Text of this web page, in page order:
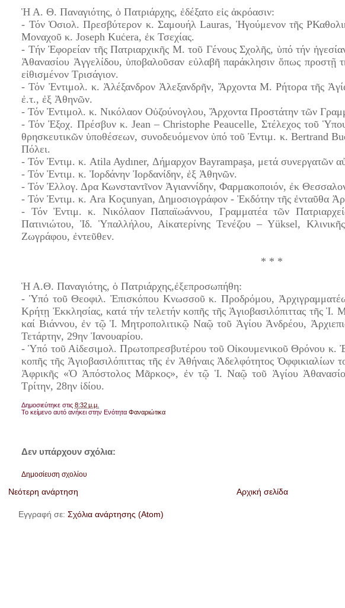
Ἡ Α. Θ. Παναγιότης, ὁ Πατριάρχης, ἐδέξατο εἰς ἀκρόασιν:
- Τόν Ὁσιολ. Πρεσβύτερον κ. Σαμουήλ Lauras, Ἡγούμενον τῆς
Μοναχοῦ κ. Joseph Kuċera, ἐκ Τσεχίας.
- Τήν Ἐφορείαν τῆς Πατριαρχικῆς Μ. τοῦ Γένους Σχολῆς, ὑπό τήν
Ἀθανασίου Ἀγγελίδου, ὑποβαλοῦσαν εὐλαβῆ παράκλησιν ὅπως προστῇ
εἰθισμένον Τρισάγιον.
- Τόν Ἐντιμολ. κ. Ἀλέξανδρον Ἀλεξανδρῆν, Ἄρχοντα Μ. Ρήτορα τῆς
ἐ.τ., ἐξ Ἀθηνῶν.
- Τόν Ἐντιμολ. κ. Νικόλαον Οὐζούνογλου, Ἄρχοντα Προστάτην τῶν
- Τόν Ἐξοχ. Πρέσβυν κ. Jean – Christophe Peaucelle, Στέλεχος τοῦ
θρησκευτικῶν ὑποθέσεων, συνοδευόμενον ὑπό τοῦ Ἐντιμ. κ. Bertrand
Πόλει.
- Τόν Ἐντιμ. κ. Atila Aydıner, Δήμαρχον Bayrampaşa, μετά συνεργατῶν
- Τόν Ἐντιμ. κ. Ἰορδάνην Ἰορδανίδην, ἐξ Ἀθηνῶν.
- Τόν Ἐλλογ. Δρα Κωνσταντῖνον Ἀγιαννίδην, Φαρμακοποιόν, ἐκ
- Τόν Ἐντιμ. κ. Ara Koçunyan, Δημοσιογράφον - Ἐκδότην τῆς ἐνταῦθα
- Τόν Ἐντιμ. κ. Νικόλαον Παπαϊωάννου, Γραμματέα τῶν
Πατινιώτου, Ἰδ. Ὑπαλλήλου, Αἰκατερίνης Τενέζου – Yüksel,
Ζωγράφου, ἐντεῦθεν.
* * *
Ἡ Α.Θ. Παναγιότης, ὁ Πατριάρχης,ἐξεπροσωπήθη:
- Ὑπό τοῦ Θεοφιλ. Ἐπισκόπου Κνωσσοῦ κ. Προδρόμου,
Κρήτῃ Ἐκκλησίας, κατά τήν τελετήν κοπῆς τῆς Ἁγιοβασιλόπιττας τῆς
καί Βιάννου, ἐν τῷ Ἱ. Μητροπολιτικῷ Ναῷ τοῦ Ἁγίου Ἀνδρέου,
Τετάρτην, 29ην Ἰανουαρίου.
- Ὑπό τοῦ Αἰδεσιμολ. Πρωτοπρεσβυτέρου τοῦ Οἰκουμενικοῦ Θρόνου κ.
κοπῆς τῆς Ἁγιοβασιλόπιττας τῆς ἐν Ἀθήναις Ἀδελφότητος Ὀφφικιαλίων
Ἀφρικῆς «Ὁ Ἀπόστολος Μᾶρκος», ἐν τῷ Ἱ. Ναῷ τοῦ Ἁγίου
Τρίτην, 28ην ἰδίου.
Δημοσιεύτηκε στις8:32 μ.μ.
Το κείμενο αυτό ανήκει στην ΕνότηταΦαναριώτικα
Δεν υπάρχουν σχόλια:
Δημοσίευση σχολίου
Νεότερη ανάρτηση Αρχική σελίδα
Εγγραφή σε:Σχόλια ανάρτησης (Atom)